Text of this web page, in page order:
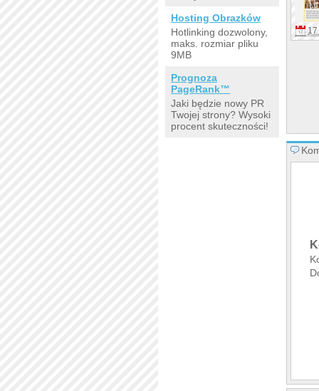
17
Hosting Obrazków
Hotlinking dozwolony,
maks. rozmiar pliku
9MB
Prognoza
PageRank™
Jaki będzie nowy PR
Twojej strony? Wysoki
procent skuteczności!